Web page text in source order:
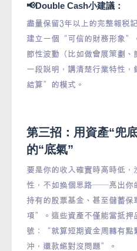
📢Double Cash小建議：
盡量保留3年以上的完整報稅
建立一個“可信的財務形象”
節性波動（比如做會展策劃、
一段說明，講清楚行業特性
結算”的模式。
第三招：用資產“兜
的“底氣”
要是你的收入確實時高時低，
性，不如換個思路——亮出你
持有的股票基金、甚至儲蓄
項”。這些資產不僅能當抵押
號：“就算短期資金周轉有點
沖，還款絕對沒問題”。